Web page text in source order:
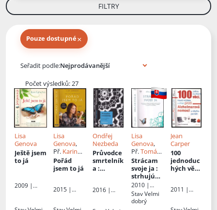
FILTRY
Pouze dostupné×
Seřadit podle:
Počet výsledků: 27
Lisa
Genova
Ještě jsem
to já
2009 |
Lisa
Genova,
Př. Karina
Matějů
Pořád
jsem to já
2015 |
Ondřej
Nezbeda
Průvodce
smrtelník
a :
posledníc
člověka
2016 |
Lisa
Genova,
Př.Tomáš
Mečíř
Strácam
svoje ja:
strhujúci
príbeh
úspešnej
ženy,
ktorú
2010 |
Arkus
StavVelmi
dobrý
Jean
Carper
100
jednoduc
hých věcí,
udělat
Alzheime
2011 |